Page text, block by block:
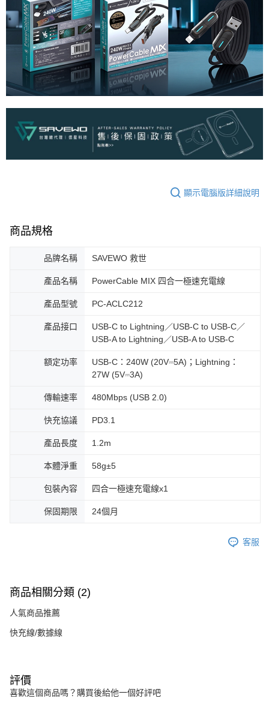
顯示電腦版詳細說明
商品規格
品牌名稱 SAVEWO 救世
產品名稱 PowerCable MIX 四合一極速充電線
產品型號 PC-ACLC212
產品接口
USB-C to Lightning／USB-C to USB-C／
USB-A to Lightning／USB-A to USB-C
額定功率
USB-C：240W (20V⎓5A)；Lightning：
27W (5V⎓3A)
傳輸速率 480Mbps (USB 2.0)
快充協議 PD3.1
產品長度 1.2m
本體淨重 58g±5
包裝內容 四合一極速充電線x1
保固期限 24個月
客服
商品相關分類 (2)
人氣商品推薦
快充線/數據線
評價
喜歡這個商品嗎？購買後給他一個好評吧